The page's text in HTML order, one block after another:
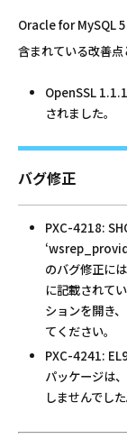
Oracle for MySQL
含まれている改善点
OpenSSL
されました。
バグ修正
PXC-4218:
のバグ修正に
に記載されて
ションを開き
てください。
PXC-4241:
パッケージ
しませんでした